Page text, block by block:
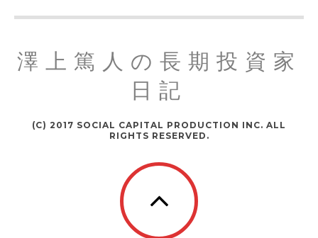
澤上篤人の長期投資家
日記
(C) 2017 SOCIAL CAPITAL PRODUCTION INC. ALL
RIGHTS RESERVED.